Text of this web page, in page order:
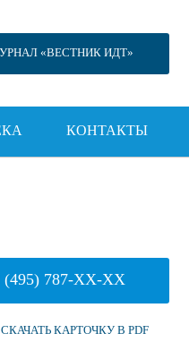
«ВЕСТНИК ИДТ»
КОНТАКТЫ
(495) 787-XX-XX
СКАЧАТЬ КАРТОЧКУ В PDF